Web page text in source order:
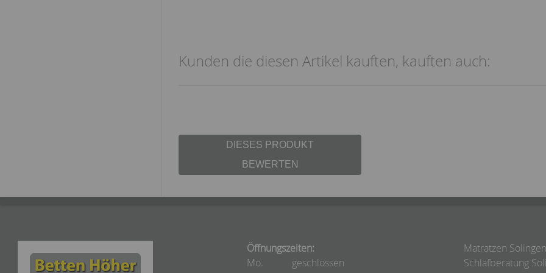
Kunden die diesen Artikel kauften, kauften auch:
DIESES PRODUKT
BEWERTEN
Öffnungszeiten:
Mo.
geschlossen
Matratzen Solingen
Schlafberatung